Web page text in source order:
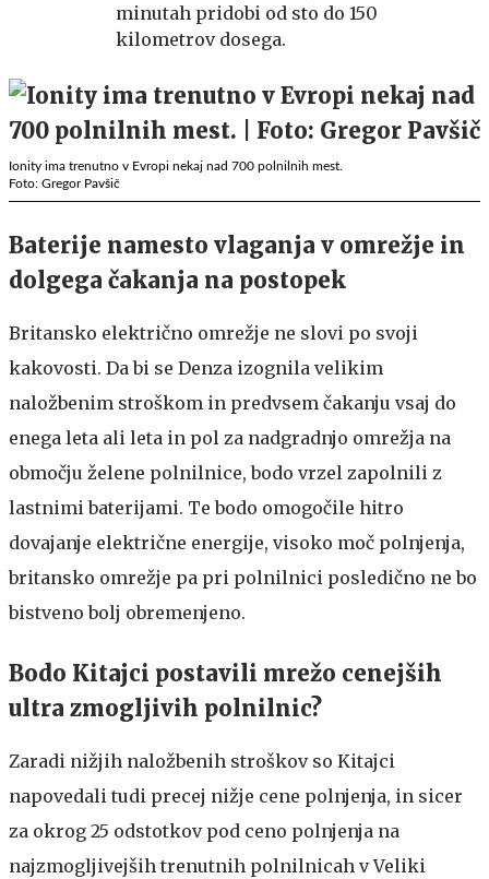
minutah pridobi od sto do 150
kilometrov dosega.
Ionity ima trenutno v Evropi nekaj nad 700 polnilnih mest.
Foto: Gregor Pavšič
Baterije namesto vlaganja v omrežje in
dolgega čakanja na postopek
Britansko električno omrežje ne slovi po svoji
kakovosti. Da bi se Denza izognila velikim
naložbenim stroškom in predvsem čakanju vsaj do
enega leta ali leta in pol za nadgradnjo omrežja na
območju želene polnilnice, bodo vrzel zapolnili z
lastnimi baterijami. Te bodo omogočile hitro
dovajanje električne energije, visoko moč polnjenja,
britansko omrežje pa pri polnilnici posledično ne bo
bistveno bolj obremenjeno.
Bodo Kitajci postavili mrežo cenejših
ultra zmogljivih polnilnic?
Zaradi nižjih naložbenih stroškov so Kitajci
napovedali tudi precej nižje cene polnjenja, in sicer
za okrog 25 odstotkov pod ceno polnjenja na
najzmogljivejših trenutnih polnilnicah v Veliki